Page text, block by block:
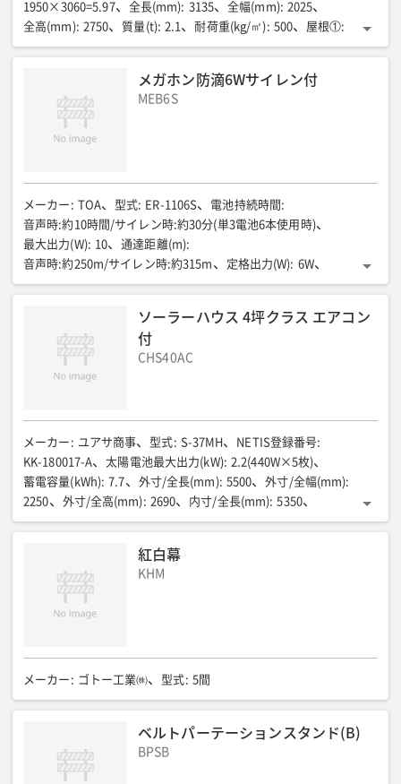
1950×3060=5.97
全長(mm): 3135 全幅(mm): 2025
全高(mm): 2750 質量(t): 2.1 耐荷重(kg/㎡): 500 屋根①:
ガルバリュウム鋼鈑 t=0.5
屋根②:
カラー角波鉄板 t=0.5(不燃認定NM-8697)
内壁 : 同上表し
ガルバリュウム鋼板 ルーフデッキ表し
金鏝押さえ/SUS製溜枡H300×350×350付
1300×2000
建具 その他①:
ドアクローザー/シリンダー錠/順位調整機付
建具 その他②
平成12年建設省告示第1369号に定める特定防火設備とする
電気設備①:
防雨型スイッチ/防雨型ブレーカーボックス 20Aブレーカー付
電気設備②: 安全増防爆蛍光灯 40W×1 換気設備①:
換気設備③:
屋内 鋼製スパイラルダクト 直径150mm t=0.5
SUS製ウェザーカバー/SUS引火防止網付
メガホン防滴6Wサイレン付
MEB6S
メーカー : TOA 型式: ER-1106S 電池持続時間 :
音声時:約10時間/サイレン時:約30分(単3電池6本使用時)
最大出力(W): 10 通達距離(m):
音声時:約250m/サイレン時:約315m
定格出力(W): 6W
全長(mm): 250 全幅(mm): 154 全高(mm): 266 質量(kg): 680
ソーラーハウス 4坪クラス エアコン
付
CHS40AC
メーカー : ユアサ商事 型式: S-37MH NETIS登録番号:
KK-180017-A
太陽電池最大出力(kW): 2.2(440W×5枚)
蓄電容量(kWh): 7.7 外寸/全長(mm): 5500 外寸/全幅(mm):
2250
外寸/全高(mm): 2690 内寸/全長(mm): 5350
内寸/全幅(mm): 2100 内寸/全高(mm): 2300 ハウス質量(kg):
単相100 エアコン/冷房能力(kW)
エアコン/暖房能力(kW): 3.6
紅白幕
KHM
メーカー : ゴトー工業㈱ 型式: 5間
ベルトパーテーションスタンド(B)
BPSB